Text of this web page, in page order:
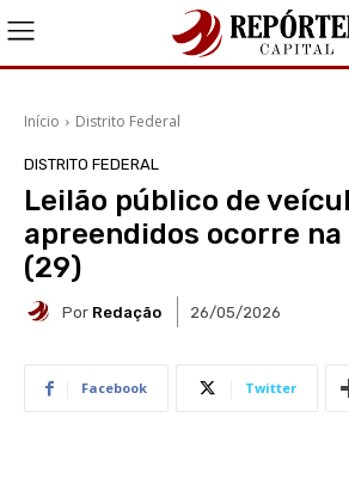
Início Distrito Federal
DISTRITO FEDERAL
Leilão público de
apreendidos ocorre
(29)
Por Redação 26/05/2026
Facebook Twitter